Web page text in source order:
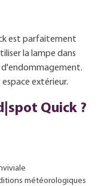
est parfaitement
la lampe dans
extérieur.
Quick ?
météorologiques